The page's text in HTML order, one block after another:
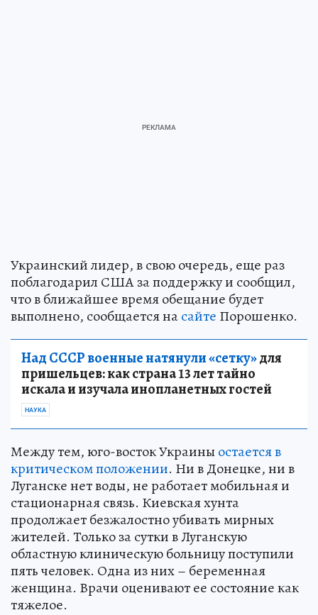
Украинский лидер, в свою очередь, еще раз
поблагодарил США за поддержку и сообщил,
что в ближайшее время обещание будет
выполнено, сообщается насайте Порошенко.
Над СССР военные натянули «сетку»для
пришельцев: как страна 13 лет тайно
искала и изучала инопланетных гостей
НАУКА
Между тем, юго-восток Украины остается в
критическом положении. Ни в Донецке, ни в
Луганске нет воды, не работает мобильная и
стационарная связь. Киевская хунта
продолжает безжалостно убивать мирных
жителей. Только за сутки в Луганскую
областную клиническую больницу поступили
пять человек. Одна из них – беременная
женщина. Врачи оценивают ее состояние как
тяжелое.